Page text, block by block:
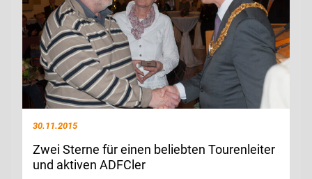
30.11.2015
Zwei Sterne für einen beliebten Tourenleiter
und aktiven ADFCler